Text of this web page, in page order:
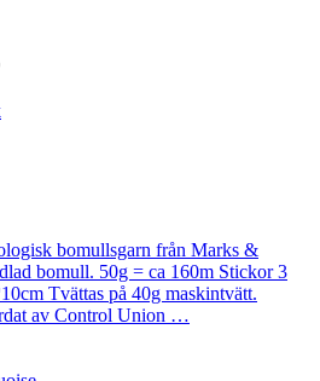
bomullsgarn från Marks &
bomull. 50g = ca 160m Stickor 3
Tvättas på 40g maskintvätt.
av Control Union …